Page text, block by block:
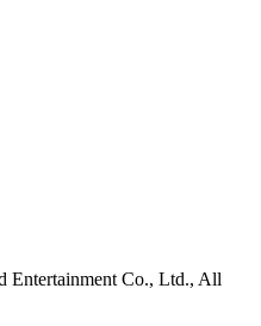
Entertainment Co., Ltd., All